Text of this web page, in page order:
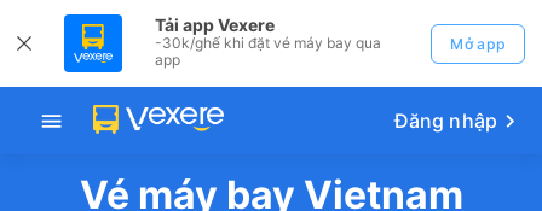
Tải app Vexere
-30k/ghế khi đặt vé máy bay qua
app
Mở app
Đăng nhập
Vé máy bay Vietnam